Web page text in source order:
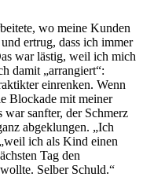
wo meine Kunden
ertrug, dass ich immer
war lästig, weil ich mich
damit „arrangiert“:
einrenken. Wenn
Blockade mit meiner
sanfter, der Schmerz
abgeklungen. „Ich
ich als Kind einen
Tag den
Selber Schuld.“